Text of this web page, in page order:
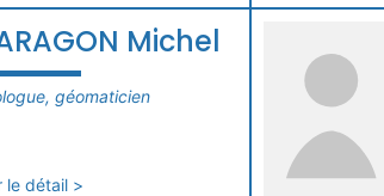
Michel
géomaticien
le détail >